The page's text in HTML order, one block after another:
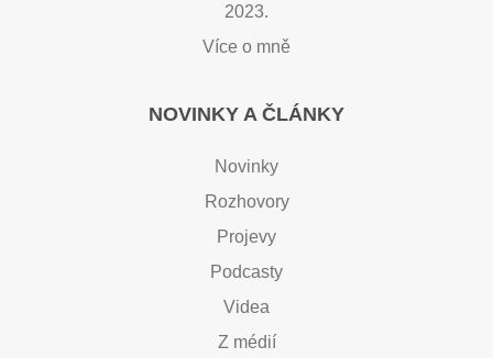
2023.
Více o mně
NOVINKY A ČLÁNKY
Novinky
Rozhovory
Projevy
Podcasty
Videa
Z médií